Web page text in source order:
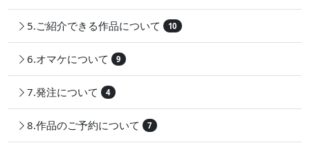
5.ご紹介できる作品について 10
6.オマケについて 9
7.発注について 4
8.作品のご予約について 7